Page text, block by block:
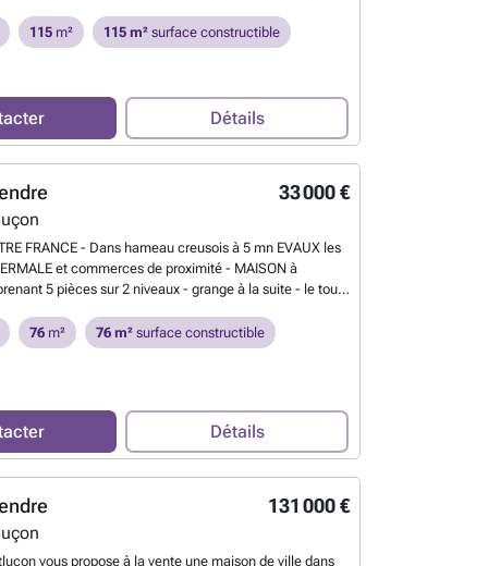
- salon salle à manger. ETAGE : 2 chambres - 1
cave à vin et 1 cave plus grande de stockage - 1
Montluçon 327361705 - Prix FAI inclus charge vendeur
En savoir plus ?
115m² 115 m²surface constructible
Détails
33 000 €
FRANCE - Dans hameau creusois à 5 mn EVAUX les
et commerces de proximité - MAISON à
5 pièces sur 2 niveaux - grange à la suite - le tout
76m² 76 m²surface constructible
Détails
131 000 €
vous propose à la vente une maison de ville dans